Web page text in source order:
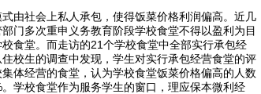
社会上私人承包，使得饭菜价格利润偏高。近几
门多次重申义务教育阶段学校食堂不得以盈利为目
食堂。而走访的21个学校食堂中全部实行承包经
校生的调查中发现，学生对实行承包经营食堂的评
体经营的食堂，认为学校食堂饭菜价格偏高的人数
。学校食堂作为服务学生的窗口，理应保本微利经